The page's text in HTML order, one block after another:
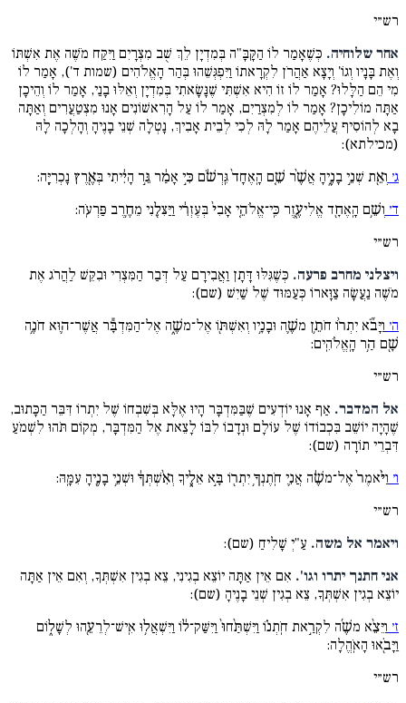
רש״י
אחר שלוחיה. כְּשֶׁאָמַר לוֹ הַקָּבָּ"ה בְּמִדְיָן לֵךְ שֻׁב מִצְרָיִם וַיִּקַּח מֹשֶׁה אֶת אִשְׁתּוֹ
וְאֶת בָּנָיו וְגוֹ' וְיָצָא אַהֲרֹן לִקְרָאתוֹ וַיִּפְגְּשֵׁהוּ בְּהַר הָאֱלֹהִים (שמות ד'), אָמַר לוֹ
מִי הֵם הַלָּלוּ? אָמַר לוֹ זוֹ הִיא אִשְׁתִּי שֶׁנָּשָׂאתִי בְּמִדְיָן וְאֵלּוּ בָנַי, אָמַר לוֹ וְהֵיכָן
אַתָּה מוֹלִיכָן? אָמַר לוֹ לְמִצְרַיִם, אָמַר לוֹ עַל הָרִאשׁוֹנִים אָנוּ מִצְטַעֲרִים וְאַתָּה
בָא לְהוֹסִיף עֲלֵיהֶם אָמַר לָהּ לְכִי לְבֵית אָבִיךְ, נָטְלָה שְׁנֵי בָנֶיהָ וְהָלְכָה לָהּ
(מכילתא):
ג׳ וְאֵ֖ת שְׁנֵ֣י בָנֶ֑יהָ אֲשֶׁ֨ר שֵׁ֤ם הָֽאֶחָד֙ גֵּֽרְשֹׁ֔ם כִּ֣י אָמַ֔ר גֵּ֣ר הָיִ֔יתִי בְּאֶ֖רֶץ נָכְרִיָּֽה:
ד׳ וְשֵׁ֥ם הָֽאֶחָ֖ד אֱלִיעֶ֑זֶר כִּֽי־אֱלֹהֵ֤י אָבִי֙ בְּעֶזְרִ֔י וַיַּצִּלֵ֖נִי מֵחֶ֥רֶב פַּרְעֹֽה:
רש״י
ויצלני מחרב פרעה. כְּשֶׁגִּלּוּ דָּתָן וַאֲבִירָם עַל דְּבַר הַמִּצְרִי וּבִקֵּשׁ לַהֲרֹג אֶת
מֹשֶׁה נַעֲשָׂה צַוָּארוֹ כְּעַמּוּד שֶׁל שַׁיִשׁ (שם):
ה׳ וַיָּבֹ֞א יִתְר֨וֹ חֹתֵ֥ן משֶׁ֛ה וּבָנָ֥יו וְאִשְׁתּ֖וֹ אֶל־משֶׁ֑ה אֶל־הַמִּדְבָּ֕ר אֲשֶׁר־ה֛וּא חֹנֶ֥ה
שָׁ֖ם הַ֥ר הָֽאֱלֹהִֽים:
רש״י
אל המדבר. אַף אָנוּ יוֹדְעִים שֶׁבַּמִּדְבָּר הָיוּ אֶלָּא בְּשִׁבְחוֹ שֶׁל יִתְרוֹ דִּבֵּר הַכָּתוּב,
שֶׁהָיָה יוֹשֵׁב בִּכְבוֹדוֹ שֶׁל עוֹלָם וּנְדָבוֹ לִבּוֹ לָצֵאת אֶל הַמִּדְבָּר, מְקוֹם תֹּהוּ לִשְׁמֹעַ
דִּבְרֵי תוֹרָה (שם):
ו׳ וַיֹּ֨אמֶר֙ אֶל־משֶׁ֔ה אֲנִ֛י חֹֽתֶנְךָ֥ יִתְר֖וֹ בָּ֣א אֵלֶ֑יךָ וְאִ֨שְׁתְּךָ֔ וּשְׁנֵ֥י בָנֶ֖יהָ עִמָּֽהּ:
רש״י
ויאמר אל משה. עַ"יְ שָׁלִיחַ (שם):
אני חתנך יתרו וגו'. אִם אֵין אַתָּה יוֹצֵא בְגִינִי, צֵא בְגִין אִשְׁתְּךָ, וְאִם אֵין אַתָּה
יוֹצֵא בְגִין אִשְׁתְּךָ, צֵא בְגִין שְׁנֵי בָנֶיהָ (שם):
ז׳ וַיֵּצֵ֨א משֶׁ֜ה לִקְרַ֣את חֹֽתְנ֗וֹ וַיִּשְׁתַּ֨חוּ֙ וַיִּשַּׁק־ל֔וֹ וַיִּשְׁאֲל֥וּ אִֽישׁ־לְרֵעֵ֖הוּ לְשָׁל֑וֹם
וַיָּבֹ֖אוּ הָאֹֽהֱלָה:
רש״י